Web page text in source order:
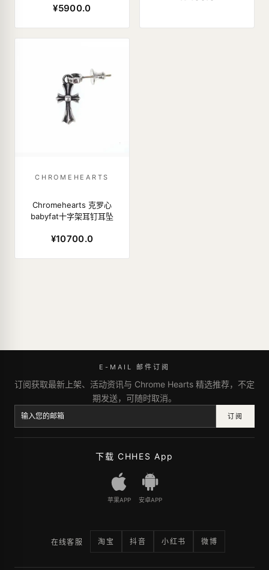
¥5900.0
CHROMEHEARTS
Chromehearts 克罗心
babyfat十字架耳钉耳坠
¥10700.0
E-MAIL 邮件订阅
订阅获取最新上架、活动资讯与 Chrome Hearts 精选推荐，不定
期发送，可随时取消。
订阅
下载 CHHES App
苹果APP 安卓APP
在线客服 淘宝 抖音 小红书 微博